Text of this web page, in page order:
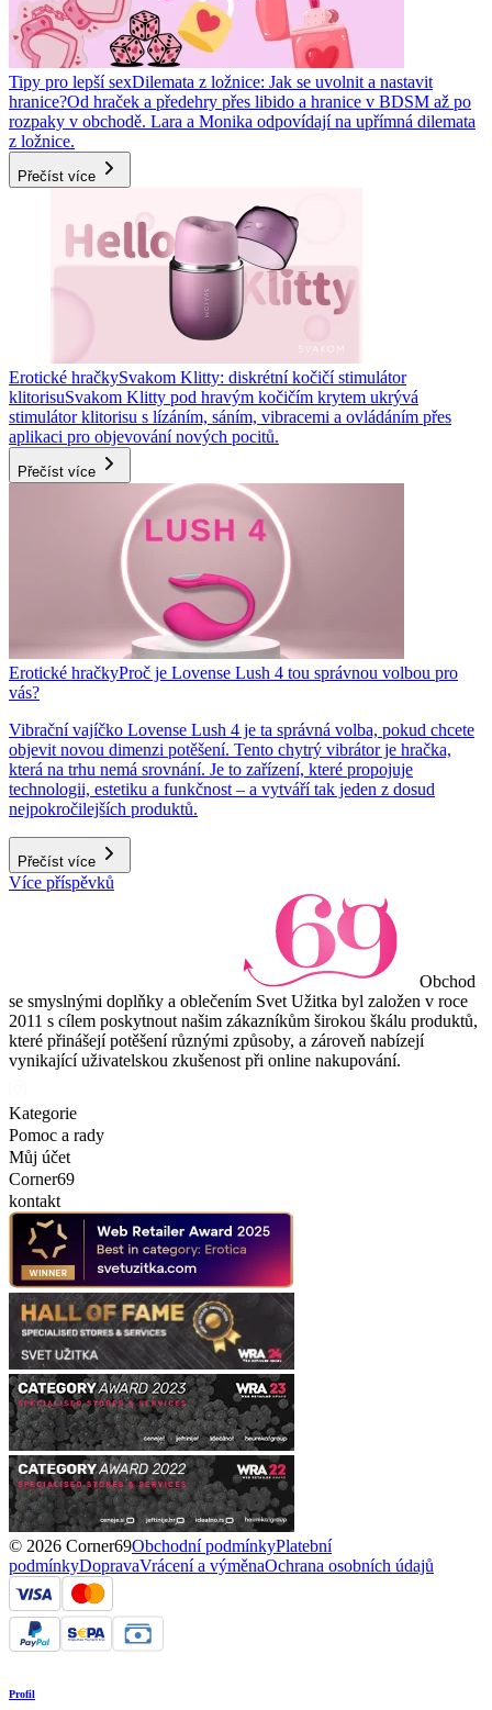
Tipy pro lepší sexDilemata z ložnice: Jak se uvolnit a nastavit
hranice?Od hraček a předehry přes libido a hranice v BDSM až po
rozpaky v obchodě. Lara a Monika odpovídají na upřímná dilemata
z ložnice.
Přečíst více
Erotické hračkySvakom Klitty: diskrétní kočičí stimulátor
klitorisuSvakom Klitty pod hravým kočičím krytem ukrývá
stimulátor klitorisu s lízáním, sáním, vibracemi a ovládáním přes
aplikaci pro objevování nových pocitů.
Přečíst více
Erotické hračkyProč je Lovense Lush 4 tou správnou volbou pro
vás?
Vibrační vajíčko Lovense Lush 4 je ta správná volba, pokud chcete
objevit novou dimenzi potěšení. Tento chytrý vibrátor je hračka,
která na trhu nemá srovnání. Je to zařízení, které propojuje
technologii, estetiku a funkčnost – a vytváří tak jeden z dosud
nejpokročilejších produktů.
Přečíst více
Více příspěvků
Obchod
se smyslnými doplňky a oblečením Svet Užitka byl založen v roce
2011 s cílem poskytnout našim zákazníkům širokou škálu produktů,
které přinášejí potěšení různými způsoby, a zároveň nabízejí
vynikající uživatelskou zkušenost při online nakupování.
Kategorie
Pomoc a rady
Můj účet
Corner69
kontakt
© 2026 Corner69Obchodní podmínkyPlatební
podmínkyDopravaVrácení a výměnaOchrana osobních údajů
Profil